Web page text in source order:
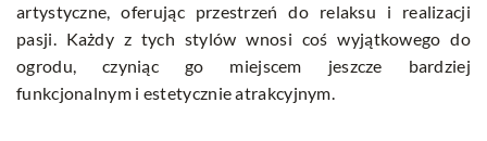
artystyczne, oferując przestrzeń do relaksu i realizacji
pasji. Każdy z tych stylów wnosi coś wyjątkowego do
ogrodu, czyniąc go miejscem jeszcze bardziej
funkcjonalnym i estetycznie atrakcyjnym.